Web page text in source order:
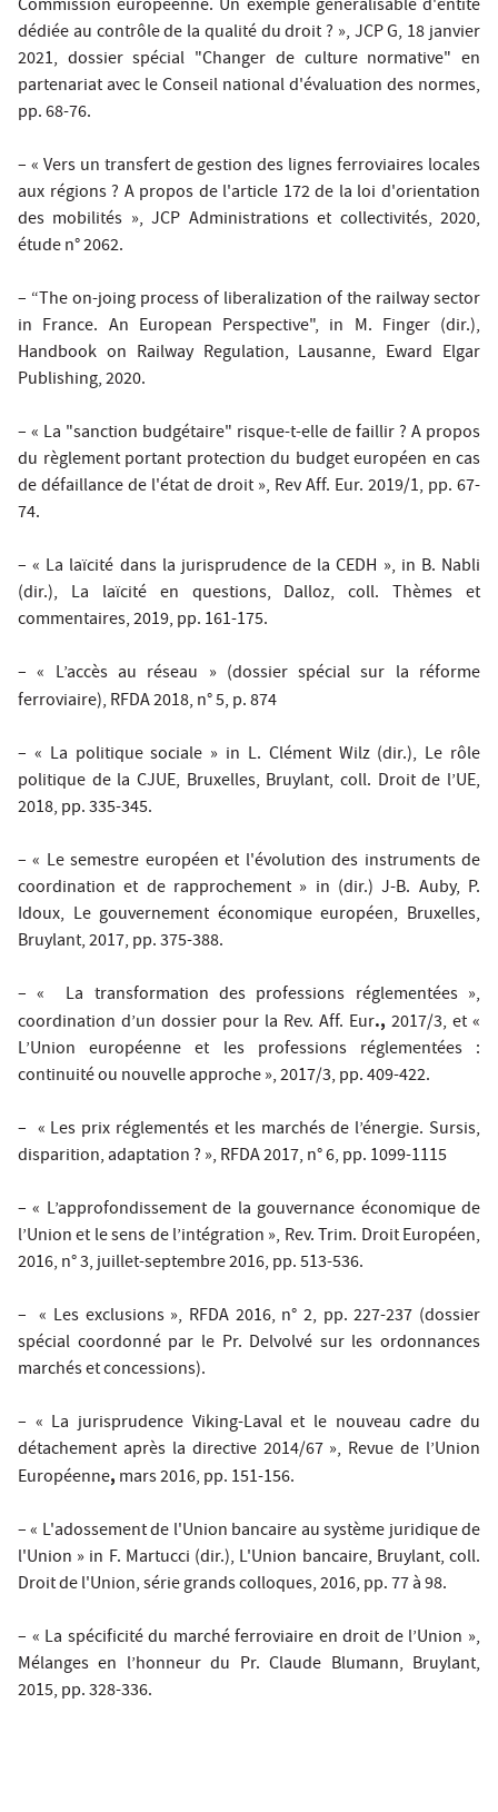
Commission européenne. Un exemple généralisable d'entité
dédiée au contrôle de la qualité du droit ? », JCP G, 18 janvier
2021, dossier spécial "Changer de culture normative" en
partenariat avec le Conseil national d'évaluation des normes,
pp. 68-76.
– « Vers un transfert de gestion des lignes ferroviaires locales
aux régions ? A propos de l'article 172 de la loi d'orientation
des mobilités »,JCP Administrations et collectivités, 2020,
étude n° 2062.
– “The on-joing process of liberalization of the railway sector
in France. An European Perspective", in M. Finger (dir.),
Handbook on Railway Regulation, Lausanne, Eward Elgar
Publishing, 2020.
– « La "sanction budgétaire" risque-t-elle de faillir ? A propos
du règlement portant protection du budget européen en cas
de défaillance de l'état de droit », Rev Aff. Eur. 2019/1, pp. 67-
74.
– « La laïcité dans la jurisprudence de la CEDH », in B. Nabli
(dir.), La laïcité en questions, Dalloz, coll. Thèmes et
commentaires, 2019, pp. 161-175.
– « L’accès au réseau » (dossier spécial sur la réforme
ferroviaire), RFDA2018, n° 5, p. 874
– « La politique sociale » in L. Clément Wilz (dir.), Le rôle
politique de la CJUE, Bruxelles, Bruylant, coll. Droit de l’UE,
2018, pp. 335-345.
– « Le semestre européen et l'évolution des instruments de
coordination et de rapprochement » in (dir.) J-B. Auby, P.
Idoux, Le gouvernement économique européen, Bruxelles,
Bruylant, 2017, pp. 375-388.
– « La transformation des professions réglementées »,
coordination d’un dossier pour la Rev. Aff. Eur., 2017/3, et «
L’Union européenne et les professions réglementées :
continuité ou nouvelle approche », 2017/3, pp. 409-422.
– « Les prix réglementés et les marchés de l’énergie. Sursis,
disparition, adaptation ? », RFDA2017, n° 6, pp. 1099-1115
– « L’approfondissement de la gouvernance économique de
l’Union et le sens de l’intégration », Rev. Trim. Droit Européen,
2016, n° 3, juillet-septembre 2016, pp. 513-536.
– « Les exclusions », RFDA 2016, n° 2, pp. 227-237 (dossier
spécial coordonné par le Pr. Delvolvé sur les ordonnances
marchés et concessions).
– « La jurisprudence Viking-Laval et le nouveau cadre du
détachement après la directive 2014/67 », Revue de l’Union
Européenne, mars 2016, pp. 151-156.
– « L'adossement de l'Union bancaire au système juridique de
l'Union » in F. Martucci (dir.), L'Union bancaire, Bruylant, coll.
Droit de l'Union, série grands colloques, 2016, pp. 77 à 98.
– « La spécificité du marché ferroviaire en droit de l’Union »,
Mélanges en l’honneur du Pr. Claude Blumann, Bruylant,
2015, pp. 328-336.